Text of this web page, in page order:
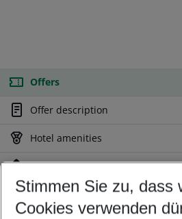
Offers
Offer description
Hotel amenities
Location
Customize your offer
Stimmen Sie zu, dass
Cookies verwenden